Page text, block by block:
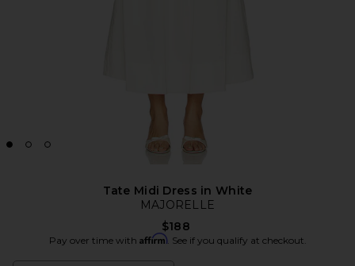
Tate Midi Dress in White
MAJORELLE
$188
Pay over time with Affirm. See if you qualify at checkout.